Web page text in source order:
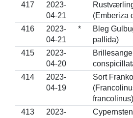
417
2023-
04-21
(Emberiza
416
2023-
04-21
*
Bleg
pallida)
415
2023-
04-20
414
2023-
04-19
Sort
francolinus)
413
2023-